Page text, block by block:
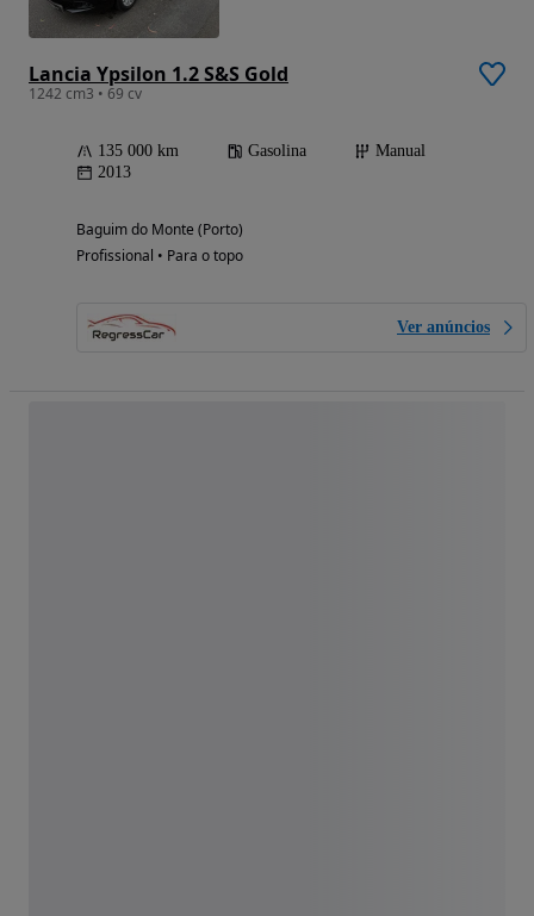
Lancia Ypsilon 1.2 S&S Gold
1242 cm3 • 69 cv
135 000 km Gasolina
Manual
2013
Baguim do Monte (Porto)
Profissional • Para o topo
Ver anúncios